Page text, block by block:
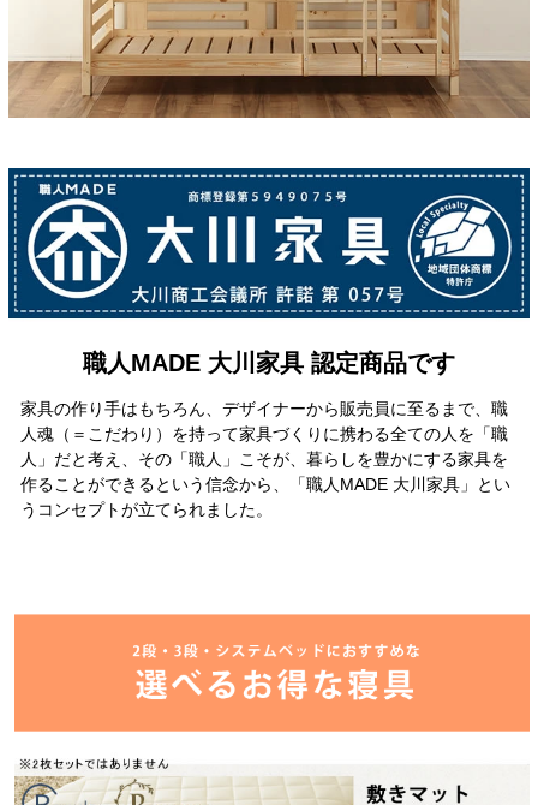
職人MADE 大川家具 認定商品です
家具の作り手はもちろん、デザイナーから販売員に至るまで、職
人魂（＝こだわり）を持って家具づくりに携わる全ての人を「職
人」だと考え、その「職人」こそが、暮らしを豊かにする家具を
作ることができるという信念から、「職人MADE 大川家具」とい
うコンセプトが立てられました。